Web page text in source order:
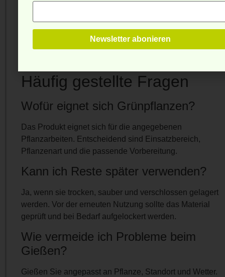
Bei Balkonkästen und Kübeln ist ein funktionierender
Ablauf besonders wichtig. Im Beet hilft eine
Häufig gestellte Fragen
Wofür eignet sich Grünpflanzen?
Das Produkt eignet sich für die angegebenen
Pflanzarbeiten. Entscheidend sind Einsatzbereich,
Pflanzenart und die passende Vorbereitung.
Kann ich Reste später verwenden?
Ja, wenn sie trocken, sauber und verschlossen gelagert
werden. Vor der erneuten Nutzung sollte das Material
geprüft und bei Bedarf aufgelockert werden.
Wie vermeide ich Probleme beim
Gießen?
Gießen Sie angepasst an Pflanze, Standort und Wetter.